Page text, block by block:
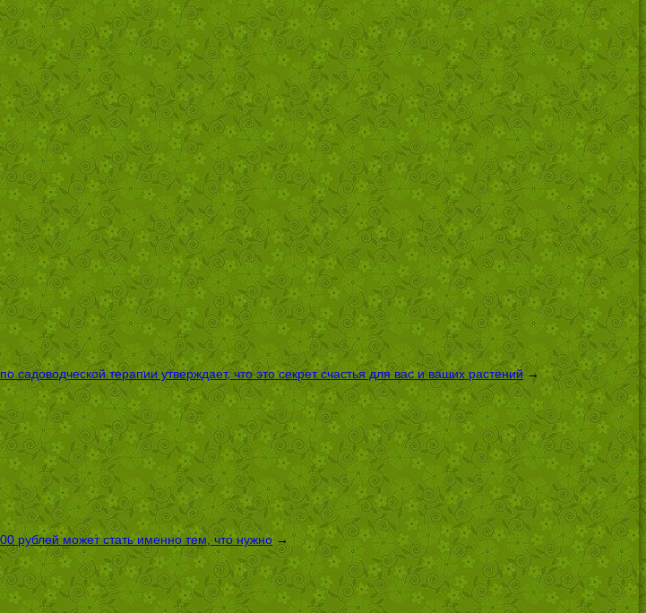
терапии утверждает, что это секрет счастья для вас и ваших растений→
рублей может стать именно тем, что нужно→